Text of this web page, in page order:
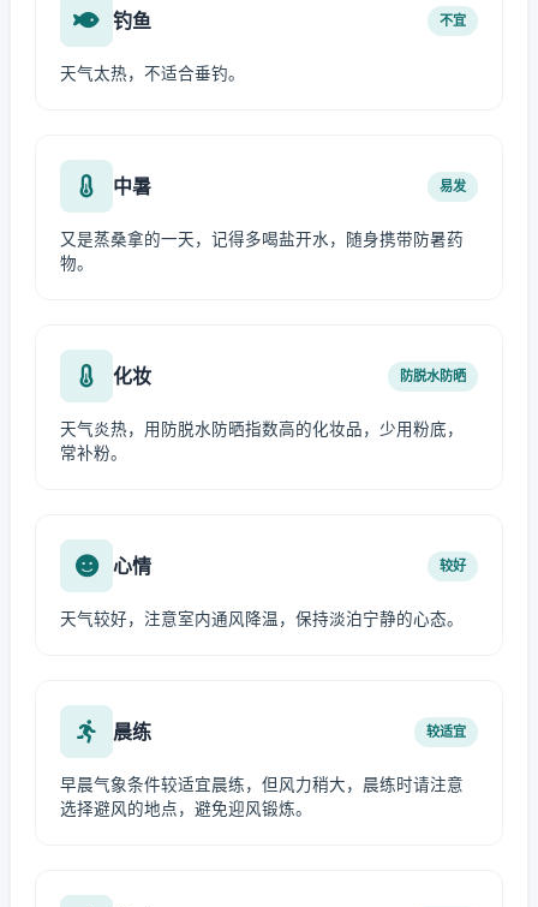
钓鱼 不宜
天气太热，不适合垂钓。
中暑 易发
又是蒸桑拿的一天，记得多喝盐开水，随身携带防暑药
物。
化妆 防脱水防晒
天气炎热，用防脱水防晒指数高的化妆品，少用粉底，
常补粉。
心情 较好
天气较好，注意室内通风降温，保持淡泊宁静的心态。
晨练 较适宜
早晨气象条件较适宜晨练，但风力稍大，晨练时请注意
选择避风的地点，避免迎风锻炼。